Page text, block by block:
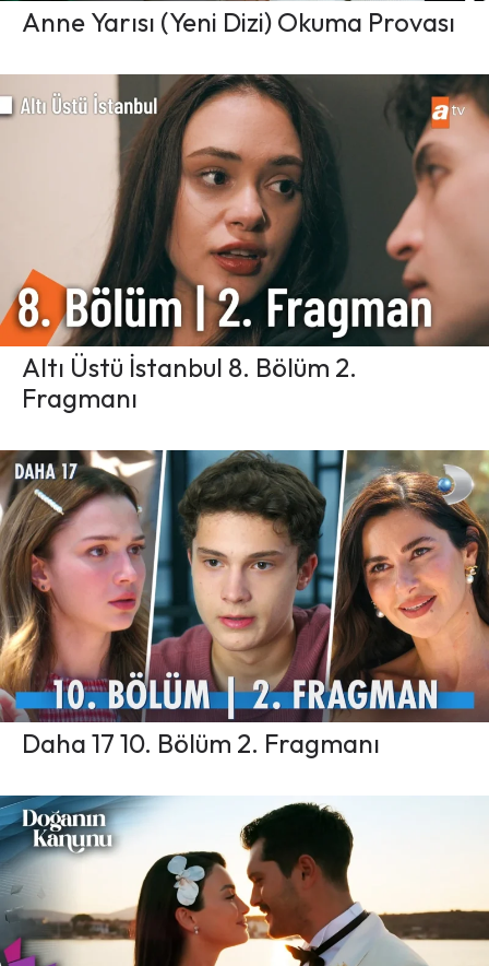
Anne Yarısı (Yeni Dizi) Okuma Provası
Altı Üstü İstanbul 8. Bölüm 2.
Fragmanı
Daha 17 10. Bölüm 2. Fragmanı